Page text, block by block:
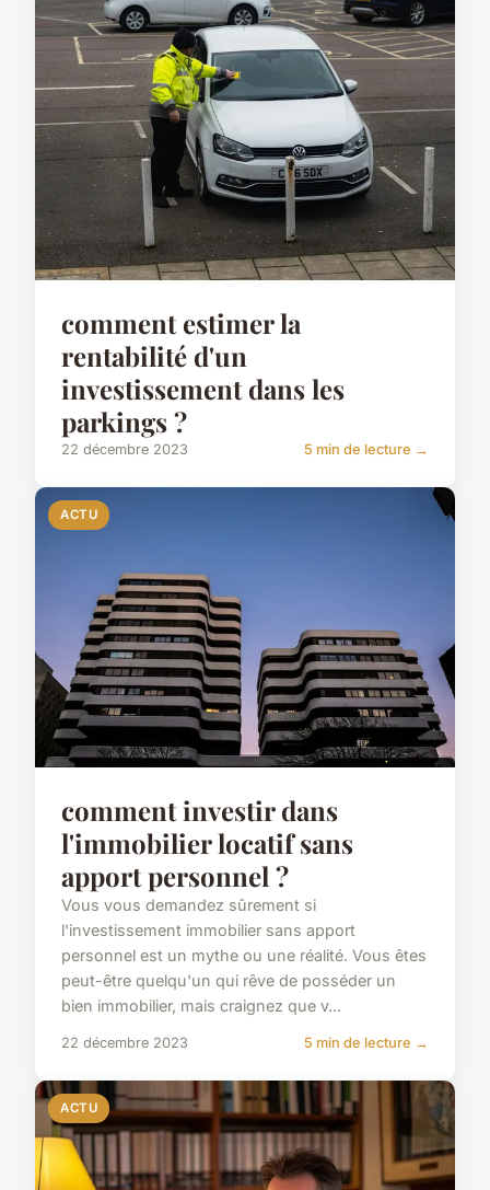
comment estimer la
rentabilité d'un
investissement dans les
parkings ?
22 décembre 2023 5 min de lecture →
ACTU
comment investir dans
l'immobilier locatif sans
apport personnel ?
Vous vous demandez sûrement si
l'investissement immobilier sans apport
personnel est un mythe ou une réalité. Vous êtes
peut-être quelqu'un qui rêve de posséder un
bien immobilier, mais craignez que v...
22 décembre 2023 5 min de lecture →
ACTU